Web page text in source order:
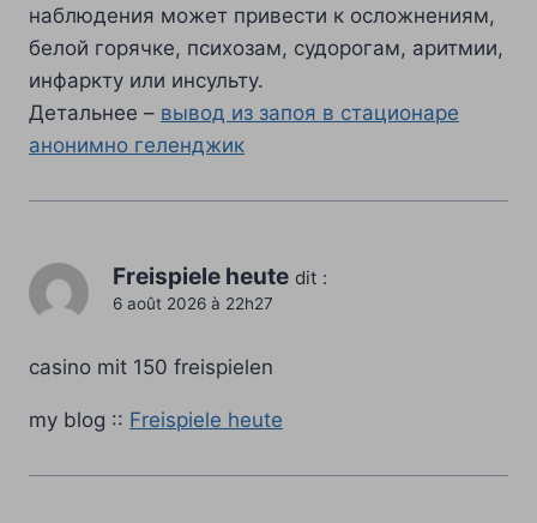
наблюдения может привести к осложнениям,
белой горячке, психозам, судорогам, аритмии,
инфаркту или инсульту.
Детальнее – вывод из запоя в стационаре
анонимно геленджик
Freispiele heute dit :
6 août 2026 à 22h27
casino mit 150 freispielen
my blog :: Freispiele heute